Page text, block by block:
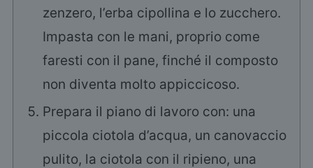
zenzero, l’erba cipollina e lo zucchero.
Impasta con le mani, proprio come
faresti con il pane, finché il composto
non diventa molto appiccicoso.
Prepara il piano di lavoro con: una
piccola ciotola d’acqua, un canovaccio
pulito, la ciotola con il ripieno, una